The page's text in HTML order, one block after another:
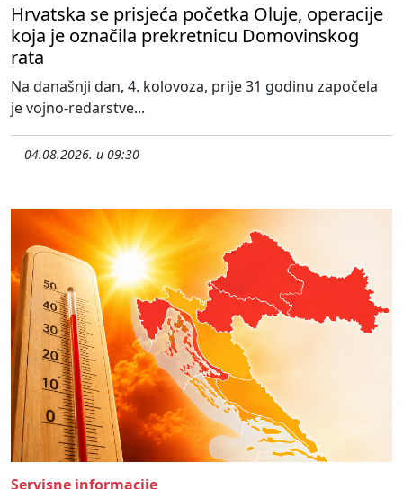
Hrvatska se prisjeća početka Oluje, operacije
koja je označila prekretnicu Domovinskog
rata
Na današnji dan, 4. kolovoza, prije 31 godinu započela
je vojno-redarstve...
04.08.2026. u 09:30
Servisne informacije